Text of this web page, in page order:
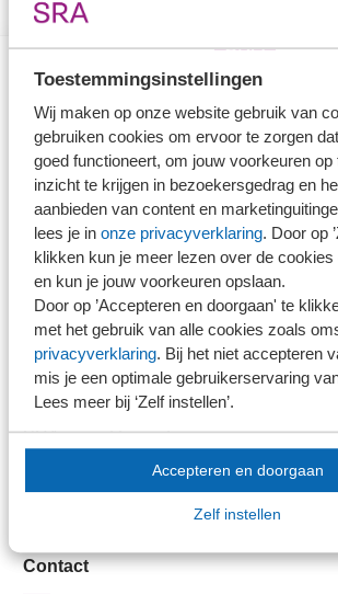
Toestemmingsinstellingen
Wij maken op onze website gebruik van
gebruiken cookies om ervoor te zorgen
goed functioneert, om jouw voorkeuren op
inzicht te krijgen in bezoekersgedrag en
aanbieden van content en
lees je in onze privacyverklaring. Door op
klikken kun je meer lezen over de cookies
en kun je jouw voorkeuren opslaan.
Door op ’Accepteren en doorgaan' te
met het gebruik van alle cookies zoals
privacyverklaring. Bij het niet accepteren
mis je een optimale gebruikerservaring
Lees meer bij ‘Zelf instellen’.
Accepteren en doorgaan
Zelf instellen
Stel je vaktechnische vraag
Branche in Zicht
Dossiers
Kantoorvinder
Nieuwsbank
Handige links
Veilig bestanden delen
SRA-gecertificeerd
Lid worden
Contact